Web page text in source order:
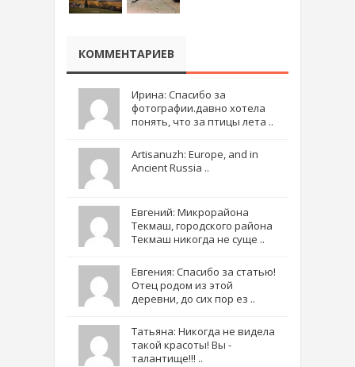
КОММЕНТАРИЕВ
Ирина: Спасибо за
фотографии.давно хотела
понять, что за птицы лета ..
Artisanuzh: Europe, and in
Ancient Russia ..
Евгений: Микрорайона
Текмаш, городского района
Текмаш никогда не суще ..
Евгения: Спасибо за статью!
Отец родом из этой
деревни, до сих пор ез ..
Татьяна: Никогда не видела
такой красоты! Вы -
талантище!!! ..